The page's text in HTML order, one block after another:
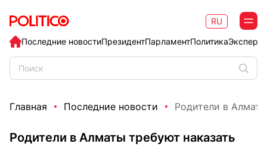
Последние новостиПрезидентПарламентПолитика
RU
Главная Последние новости Родители в
Родители в Алматы требуют наказать